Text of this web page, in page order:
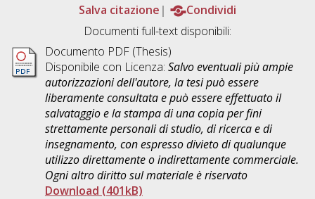
Salva citazione
Condividi
Documenti full-text disponibili:
Documento PDF (Thesis)
Disponibile con Licenza: Salvo eventuali più ampie
autorizzazioni dell'autore, la tesi può essere
liberamente consultata e può essere effettuato il
salvataggio e la stampa di una copia per fini
strettamente personali di studio, di ricerca e di
insegnamento, con espresso divieto di qualunque
utilizzo direttamente o indirettamente commerciale.
Ogni altro diritto sul materiale è riservato
Download (401kB)